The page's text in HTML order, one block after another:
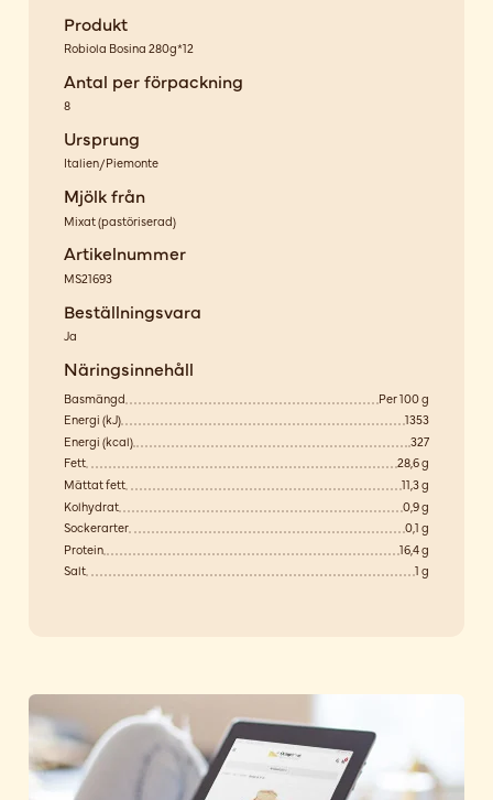
Produkt
Robiola Bosina 280g*12
Antal per förpackning
8
Ursprung
Italien/Piemonte
Mjölk från
Mixat(pastöriserad)
Artikelnummer
MS21693
Beställningsvara
Ja
Näringsinnehåll
Basmängd
Per 100 g
Energi (kJ)
1353
Energi (kcal)
327
Fett
28,6 g
Mättat fett
11,3 g
Kolhydrat
0,9 g
Sockerarter
0,1 g
Protein
16,4 g
Salt
1 g